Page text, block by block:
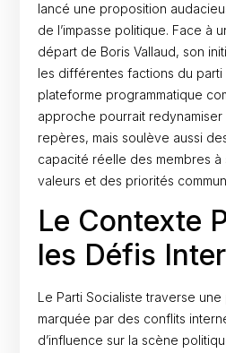
lancé une proposition
de l’impasse politique. Face à
départ de Boris Vallaud, son
les différentes factions du parti
plateforme programmatique
approche pourrait
repères, mais soulève aussi
capacité réelle des membres à
valeurs et des priorités
Le Contexte
les Défis
Le Parti Socialiste traverse
marquée par des conflits
d’influence sur la scène